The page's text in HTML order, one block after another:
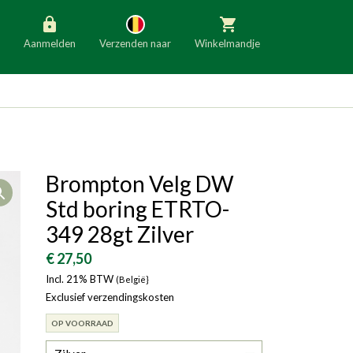
Aanmelden Verzenden naar
Slovenië Italië
Denemarken
Bulgarije
Winkelmandje
Open
Brompton Velg DW
Std boring ETRTO-
349 28gt Zilver
€ 27,50
Incl. 21% BTW (België}
Exclusief verzendingskosten
OP VOORRAAD